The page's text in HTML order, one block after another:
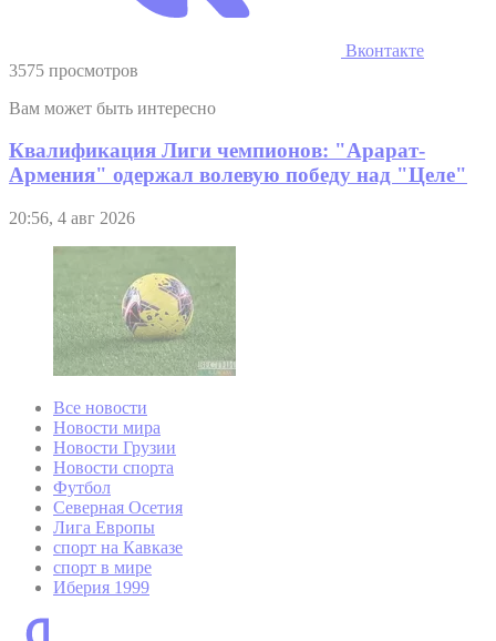
Вконтакте
3575 просмотров
Вам может быть интересно
Квалификация Лиги чемпионов: "Арарат-
Армения" одержал волевую победу над "Целе"
20:56, 4 авг 2026
Все новости
Новости мира
Новости Грузии
Новости спорта
Футбол
Северная Осетия
Лига Европы
спорт на Кавказе
спорт в мире
Иберия 1999